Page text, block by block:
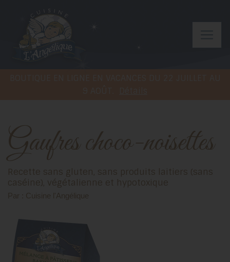
Gaufres choco-noisettes
Recette sans gluten, sans produits laitiers (sans
caséine), végétalienne et hypotoxique
Par : Cuisine l'Angélique